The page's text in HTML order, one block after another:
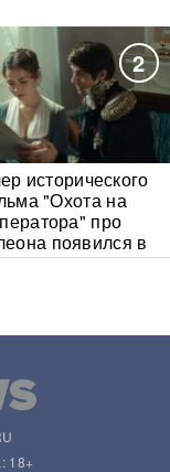
2
исторического
"Охота на
про
появился в
Сети
18+